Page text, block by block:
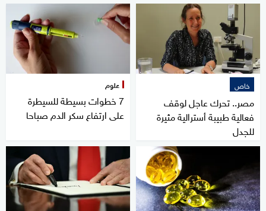
خاص
مصر.. تحرك عاجل لوقف
فعالية طبيبة أسترالية مثيرة
للجدل
علوم
7 خطوات بسيطة للسيطرة
على ارتفاع سكر الدم صباحا